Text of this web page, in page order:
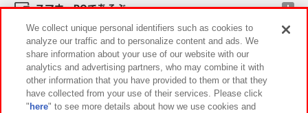
スマホ・PCであそぶ
イベント・キャンペーン
We collect unique personal identifiers such as cookies to
analyze our traffic and to personalize content and ads. We
share information about your use of our website with our
analytics and advertising partners, who may combine it with
other information that you have provided to them or that they
have collected from your use of their services. Please click
" here" to see more details about how we use cookies and